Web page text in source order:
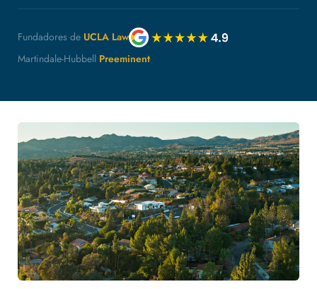
Fundadores de UCLA Law
Martindale-Hubbell Preeminent